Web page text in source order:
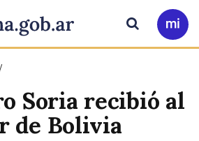
Ir
a
Buscar
Soria recibió al
de Bolivia